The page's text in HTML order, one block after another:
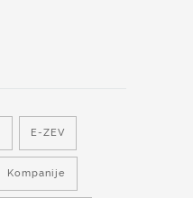
E-ZEV
Kompanije